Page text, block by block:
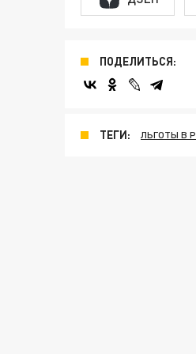
ПОДЕЛИТЬСЯ:
ТЕГИ: ЛЬГОТЫ В